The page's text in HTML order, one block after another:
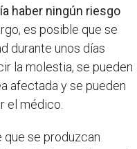
haber ningún riesgo
es posible que se
durante unos días
la molestia, se pueden
afectada y se pueden
el médico.
que se produzcan